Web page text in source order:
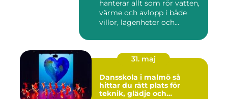
hanterar allt som rör vatten,
värme och avlopp i både
villor, lägenheter och...
31. maj
Dansskola i malmö så
hittar du rätt plats för
teknik, glädje och